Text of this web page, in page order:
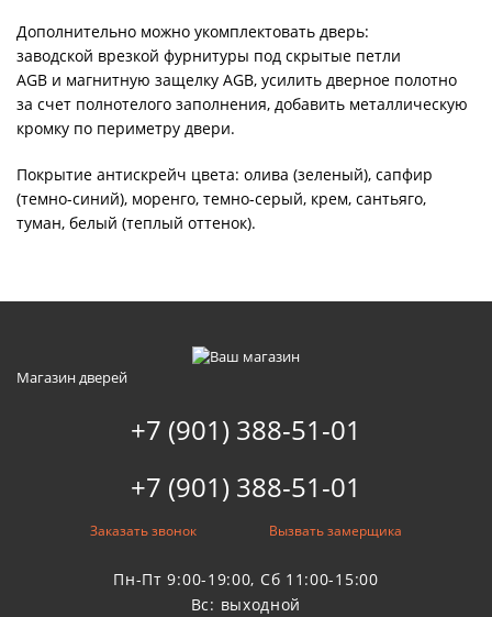
Дополнительно можно укомплектовать дверь:
заводской врезкой фурнитуры под скрытые петли
AGB и магнитную защелку AGB, усилить дверное полотно
за счет полнотелого заполнения, добавить металлическую
кромку по периметру двери.
Покрытие антискрейч цвета: олива (зеленый), сапфир
(темно-синий), моренго, темно-серый, крем, сантьяго,
туман, белый (теплый оттенок).
Магазин дверей
+7 (901) 388-51-01
+7 (901) 388-51-01
Заказать звонок Вызвать замерщика
Пн-Пт 9:00-19:00, Сб 11:00-15:00
Вс: выходной